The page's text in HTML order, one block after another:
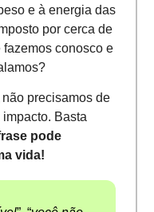
e à energia das
por cerca de
conosco e
precisamos de
Basta
pode
vida!